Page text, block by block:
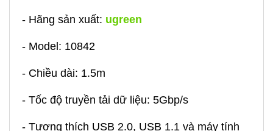
- Hãng sản xuất: ugreen
- Model: 10842
- Chiều dài: 1.5m
- Tốc độ truyền tải dữ liệu: 5Gbp/s
- Tương thích USB 2.0, USB 1.1 và máy tính